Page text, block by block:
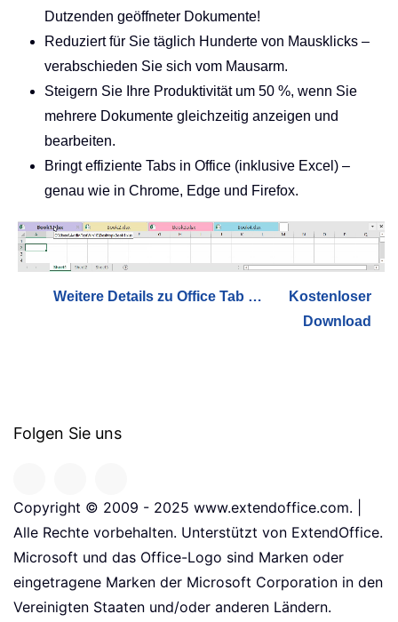
Dutzenden geöffneter Dokumente!
Reduziert für Sie täglich Hunderte von Mausklicks –
verabschieden Sie sich vom Mausarm.
Steigern Sie Ihre Produktivität um 50 %, wenn Sie
mehrere Dokumente gleichzeitig anzeigen und
bearbeiten.
Bringt effiziente Tabs in Office (inklusive Excel) –
genau wie in Chrome, Edge und Firefox.
Weitere Details zu Office Tab …
Kostenloser
Download
Folgen Sie uns
Copyright © 2009 - 2025 www.extendoffice.com. |
Alle Rechte vorbehalten. Unterstützt von ExtendOffice.
Microsoft und das Office-Logo sind Marken oder
eingetragene Marken der Microsoft Corporation in den
Vereinigten Staaten und/oder anderen Ländern.